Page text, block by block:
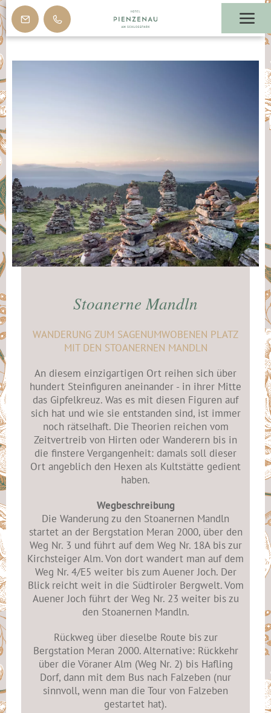
Stoanerne Mandln
WANDERUNG ZUM SAGENUMWOBENEN PLATZ
MIT DEN STOANERNEN MANDLN
An diesem einzigartigen Ort reihen sich über
hundert Steinfiguren aneinander - in ihrer Mitte
das Gipfelkreuz. Was es mit diesen Figuren auf
sich hat und wie sie entstanden sind, ist immer
noch rätselhaft. Die Theorien reichen vom
Zeitvertreib von Hirten oder Wanderern bis in
die finstere Vergangenheit: damals soll dieser
Ort angeblich den Hexen als Kultstätte gedient
haben.
Wegbeschreibung
Die Wanderung zu den Stoanernen Mandln
startet an der Bergstation Meran 2000, über den
Weg Nr. 3 und führt auf dem Weg Nr. 18A bis zur
Kirchsteiger Alm. Von dort wandert man auf dem
Weg Nr. 4/E5 weiter bis zum Auener Joch. Der
Blick reicht weit in die Südtiroler Bergwelt. Vom
Auener Joch führt der Weg Nr. 23 weiter bis zu
den Stoanernen Mandln.
Rückweg über dieselbe Route bis zur
Bergstation Meran 2000. Alternative: Rückkehr
über die Vöraner Alm (Weg Nr. 2) bis Hafling
Dorf, dann mit dem Bus nach Falzeben (nur
sinnvoll, wenn man die Tour von Falzeben
gestartet hat).